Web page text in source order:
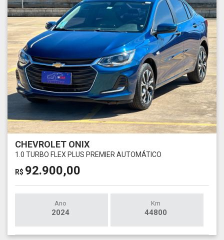
CHEVROLET ONIX
1.0 TURBO FLEX PLUS PREMIER AUTOMÁTICO
R$ 92.900,00
Ano
2024
Km
44800